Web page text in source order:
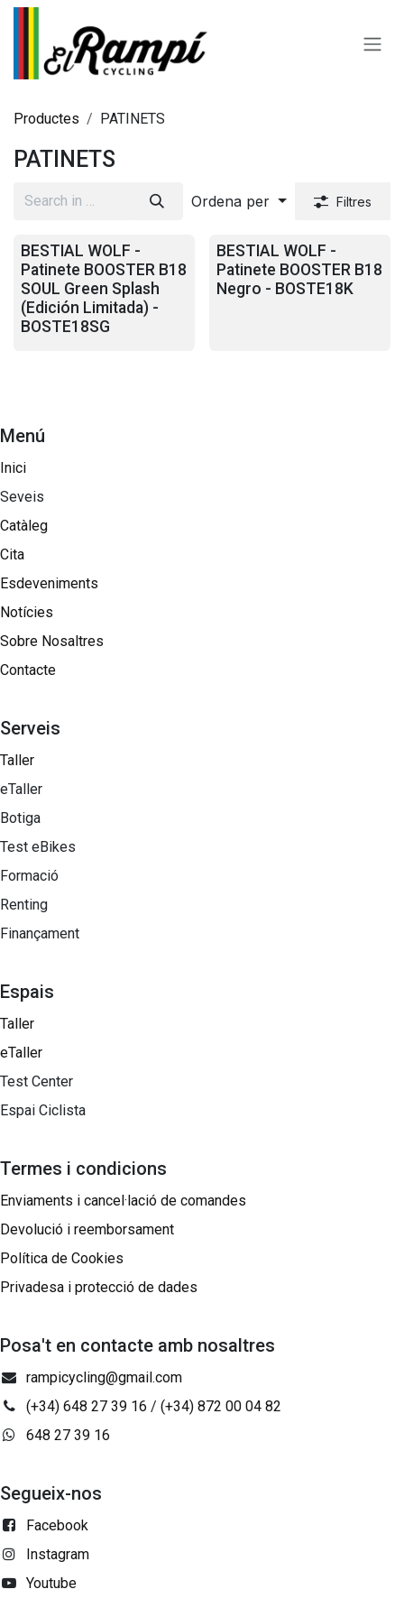
Skip to Content
Productes PATINETS
PATINETS
Ordena per Filtres
BESTIAL WOLF -
Patinete BOOSTER B18
SOUL Green Splash
(Edición Limitada) -
BOSTE18SG
BESTIAL WOLF -
Patinete BOOSTER B18
Negro - BOSTE18K
Menú
Inici
Seveis
Catàleg
Cita
Esdeveniments
Notícies
Sobre Nosaltres​
Contacte
Serveis
Taller
eTaller
Botiga
Test eBikes
Formació
Renting
Finançament
Espais
Taller
eTaller
Test Center
Espai Ciclista
Termes i condicions
Enviaments i cancel·lació de comandes
Devolució i reemborsament
Política de Cookies
Privadesa i protecció de dades
Posa't en contacte amb nosaltres
rampicycling@gmail.com
(+34) 648 27 39 16 / (+34) 872 00 04 82
648 27 39 16
Segueix-nos
Facebook
Instagram
Youtube